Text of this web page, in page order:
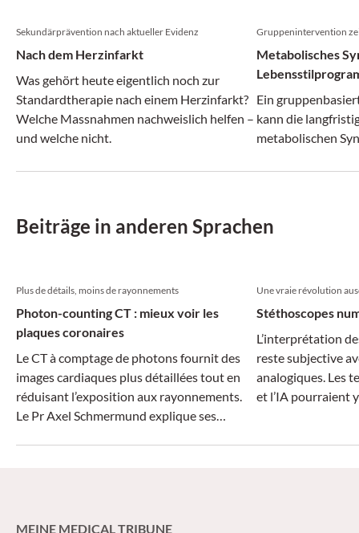
Sekundärprävention nach aktueller Evidenz
Nach dem Herzinfarkt
Was gehört heute eigentlich noch zur
Standardtherapie nach einem Herzinfarkt?
Welche Massnahmen nachweislich helfen –
und welche nicht.
Gruppenintervention
Metabolisches
Remission
Ein
kann die
metabolischen
Beiträge in anderen Sprachen
Plus de détails, moins de rayonnements
Photon-counting CT : mieux voir les
plaques coronaires
Le CT à comptage de photons fournit des
images cardiaques plus détaillées tout en
réduisant l’exposition aux rayonnements.
Le Pr Axel Schmermund explique ses
Une vraie révolution
Stéthoscopes
L’interprétation
reste subjective
analogiques. Les
et l’IA pourraient
MEINE MEDICAL TRIBUNE